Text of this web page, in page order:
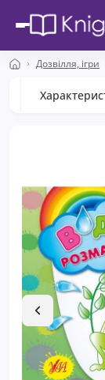
Дозвілля, ігри